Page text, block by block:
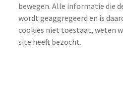
bewegen. Alle informatie die
wordt geaggregeerd en is
cookies niet toestaat, weten
site heeft bezocht.